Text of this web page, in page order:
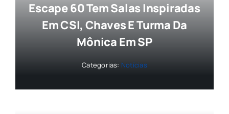
Escape 60 Tem Salas Inspiradas
Em CSI, Chaves E Turma Da
Mônica Em SP
Categorias: Notícias